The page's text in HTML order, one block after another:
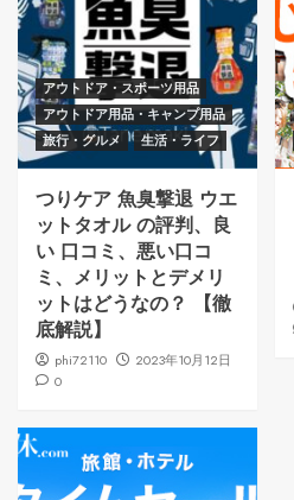
アウトドア・スポーツ用品
アウトドア用品・キャンプ用品
旅行・グルメ
生活・ライフ
つりケア 魚臭撃退 ウエ
ットタオル の評判、良
い 口コミ、悪い口コ
ミ、メリットとデメリ
ットはどうなの？ 【徹
底解説】
phi72110
2023年10月12日
0